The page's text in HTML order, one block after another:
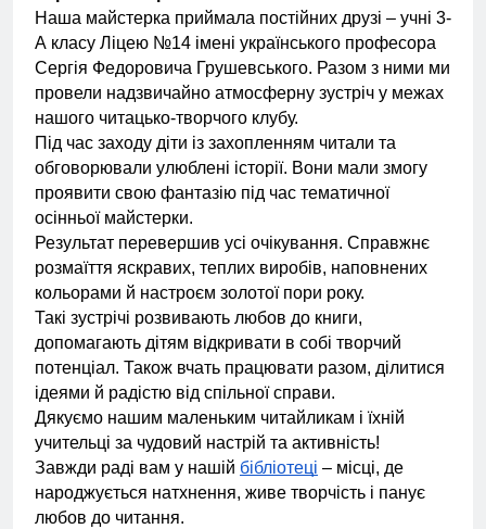
Наша майстерка приймала постійних друзі – учні 3-
А класу Ліцею №14 імені українського професора
Сергія Федоровича Грушевського. Разом з ними ми
провели надзвичайно атмосферну зустріч у межах
нашого читацько-творчого клубу.
Під час заходу діти із захопленням читали та
обговорювали улюблені історії. Вони мали змогу
проявити свою фантазію під час тематичної
осінньої майстерки.
Результат перевершив усі очікування. Справжнє
розмаїття яскравих, теплих виробів, наповнених
кольорами й настроєм золотої пори року.
Такі зустрічі розвивають любов до книги,
допомагають дітям відкривати в собі творчий
потенціал. Також вчать працювати разом, ділитися
ідеями й радістю від спільної справи.
Дякуємо нашим маленьким читайликам і їхній
учительці за чудовий настрій та активність!
Завжди раді вам у нашій бібліотеці – місці, де
народжується натхнення, живе творчість і панує
любов до читання.